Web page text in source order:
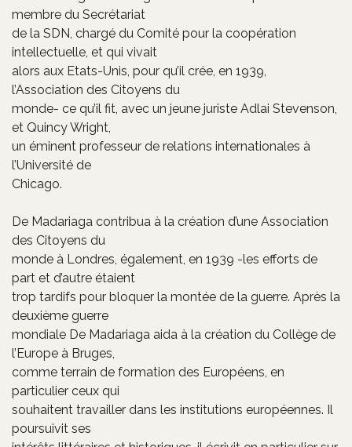
membre du Secrétariat
de la SDN, chargé du Comité pour la coopération
intellectuelle, et qui vivait
alors aux Etats-Unis, pour qu’il crée, en 1939,
l’Association des Citoyens du
monde- ce qu’il fit, avec un jeune juriste Adlai Stevenson,
et Quincy Wright,
un éminent professeur de relations internationales à
l’Université de
Chicago.
De Madariaga contribua à la création d’une Association
des Citoyens du
monde à Londres, également, en 1939 -les efforts de
part et d’autre étaient
trop tardifs pour bloquer la montée de la guerre. Après la
deuxième guerre
mondiale De Madariaga aida à la création du Collège de
l’Europe à Bruges,
comme terrain de formation des Européens, en
particulier ceux qui
souhaitent travailler dans les institutions européennes. Il
poursuivit ses